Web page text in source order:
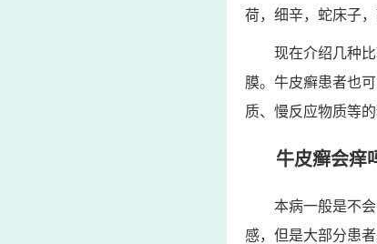
荷，细辛，蛇床子
现在介绍几种
膜。牛皮癣患者也
质、慢反应物质等
牛皮癣会痒
本病一般是不
感，但是大部分患